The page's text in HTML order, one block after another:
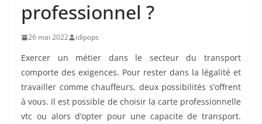
professionnel ?
26 mai 2022 idipops
Exercer un métier dans le secteur du transport
comporte des exigences. Pour rester dans la légalité et
travailler comme chauffeurs, deux possibilités s’offrent
à vous. Il est possible de choisir la carte professionnelle
vtc ou alors d’opter pour une capacite de transport.